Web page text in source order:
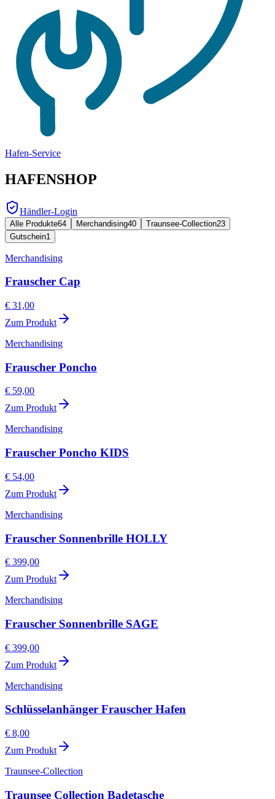
Hafen-Service
HAFENSHOP
Händler-Login
Alle Produkte64 Merchandising40 Traunsee-Collection23
Gutschein1
Merchandising
Frauscher Cap
€ 31,00
Zum Produkt
Merchandising
Frauscher Poncho
€ 59,00
Zum Produkt
Merchandising
Frauscher Poncho KIDS
€ 54,00
Zum Produkt
Merchandising
Frauscher Sonnenbrille HOLLY
€ 399,00
Zum Produkt
Merchandising
Frauscher Sonnenbrille SAGE
€ 399,00
Zum Produkt
Merchandising
Schlüsselanhänger Frauscher Hafen
€ 8,00
Zum Produkt
Traunsee-Collection
Traunsee Collection Badetasche